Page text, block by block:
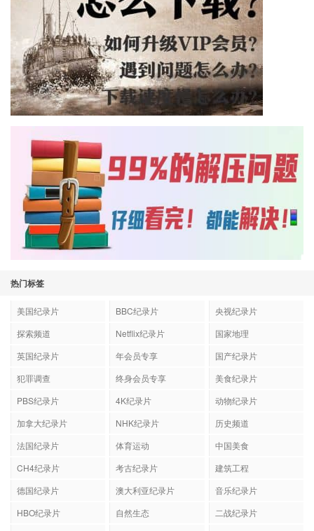
热门标签
美国纪录片 BBC纪录片
央视纪录片
探索频道
Netflix纪录片
国家地理
英国纪录片
年会员专享
国产纪录片
犯罪调查
终身会员专享
美食纪录片
PBS纪录片
4K纪录片
动物纪录片
加拿大纪录片
NHK纪录片
历史频道
法国纪录片
体育运动
中国美食
CH4纪录片
考古纪录片
建筑工程
德国纪录片
澳大利亚纪录片
音乐纪录片
HBO纪录片
自然生态
二战纪录片